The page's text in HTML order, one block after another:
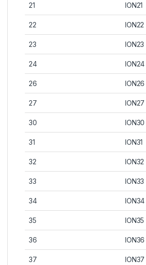
21 ION21
22 ION22
23 ION23
24 ION24
26 ION26
27 ION27
30 ION30
31 ION31
32 ION32
33 ION33
34 ION34
35 ION35
36 ION36
37 ION37